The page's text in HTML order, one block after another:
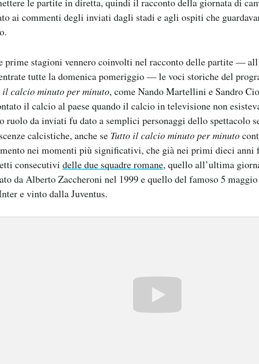
ai commenti degli inviati dagli stadi e agli ospiti che
prime stagioni vennero coinvolti nel racconto delle partite —
tutte la domenica pomeriggio — le voci storiche del
il calcio minuto per minuto, come Nando Martellini e Sandro
il calcio al paese quando il calcio in televisione non
ruolo da inviati fu dato a semplici personaggi dello spettacolo
calcistiche, anche se Tutto il calcio minuto per minuto
nei momenti più significativi, che già nei primi dieci anni
consecutivi delle due squadre romane, quello all’ultima
da Alberto Zaccheroni nel 1999 e quello del famoso 5
e vinto dalla Juventus.